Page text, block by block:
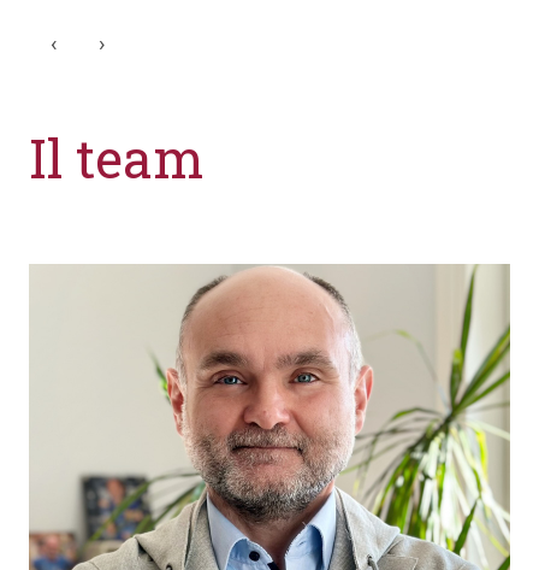
‹ ›
Il team